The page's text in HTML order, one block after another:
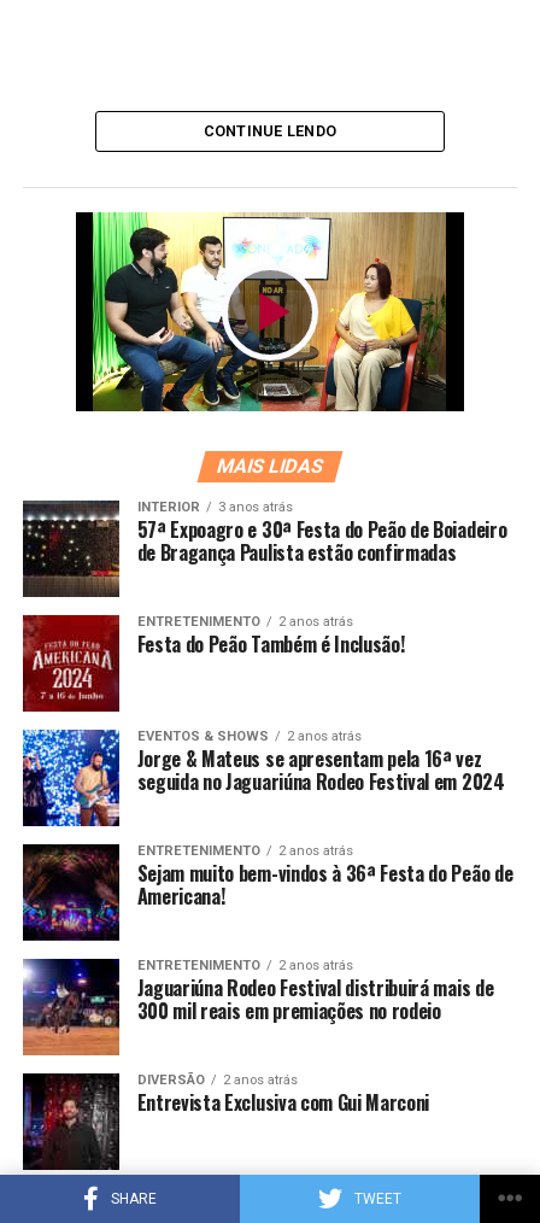
SHARE TWEET
CONTINUE LENDO
MAIS LIDAS
INTERIOR 3 anos atrás
57ª Expoagro e 30ª Festa do Peão de Boiadeiro
de Bragança Paulista estão confirmadas
ENTRETENIMENTO 2 anos atrás
Festa do Peão Também é Inclusão!
EVENTOS & SHOWS 2 anos atrás
Jorge & Mateus se apresentam pela 16ª vez
seguida no Jaguariúna Rodeo Festival em 2024
ENTRETENIMENTO 2 anos atrás
Sejam muito bem-vindos à 36ª Festa do Peão de
Americana!
ENTRETENIMENTO 2 anos atrás
Jaguariúna Rodeo Festival distribuirá mais de
300 mil reais em premiações no rodeio
DIVERSÃO 2 anos atrás
Entrevista Exclusiva com Gui Marconi
MUSICA & YOUTUBE 2 anos atrás
Com participação de seus padrinhos Marcos &